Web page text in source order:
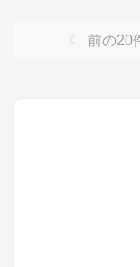
前の20